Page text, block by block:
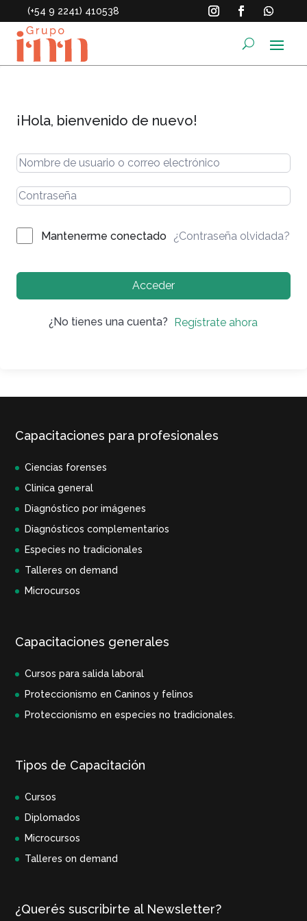
(+54 9 2241) 410538
¡Hola, bienvenido de nuevo!
Mantenerme conectado ¿Contraseña olvidada?
Acceder
¿No tienes una cuenta? Regístrate ahora
Capacitaciones para profesionales
Ciencias forenses
Clinica general
Diagnóstico por imágenes
Diagnósticos complementarios
Especies no tradicionales
Talleres on demand
Microcursos
Capacitaciones generales
Cursos para salida laboral
Proteccionismo en Caninos y felinos
Proteccionismo en especies no tradicionales.
Tipos de Capacitación
Cursos
Diplomados
Microcursos
Talleres on demand
¿Querés suscribirte al Newsletter?